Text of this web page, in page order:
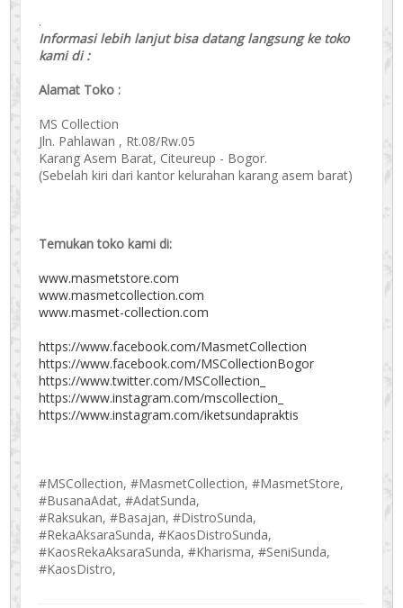
.
Informasi lebih lanjut bisa datang langsung ke toko
kami di :
Alamat Toko :
MS Collection
Jln. Pahlawan , Rt.08/Rw.05
Karang Asem Barat, Citeureup - Bogor.
(Sebelah kiri dari kantor kelurahan karang asem barat)
Temukan toko kami di:
www.masmetstore.com
www.masmetcollection.com
www.masmet-collection.com
https://www.facebook.com/MasmetCollection
https://www.facebook.com/MSCollectionBogor
https://www.twitter.com/MSCollection_
https://www.instagram.com/mscollection_
https://www.instagram.com/iketsundapraktis
#MSCollection, #MasmetCollection, #MasmetStore,
#BusanaAdat, #AdatSunda,
#Raksukan, #Basajan, #DistroSunda,
#RekaAksaraSunda, #KaosDistroSunda,
#KaosRekaAksaraSunda, #Kharisma, #SeniSunda,
#KaosDistro,